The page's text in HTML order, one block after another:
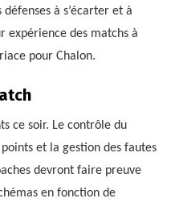
à s’écarter et à
expérience des matchs à
pour Chalon.
ce soir. Le contrôle du
et la gestion des fautes
devront faire preuve
en fonction de